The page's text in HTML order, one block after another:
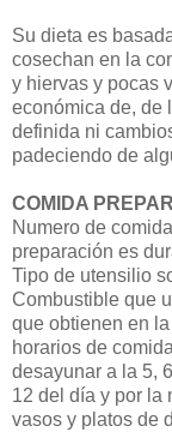
Su dieta es
cosechan en la
y hiervas y pocas
económica de, de
definida ni
padeciendo de
COMIDA
Numero de
preparación es
Tipo de utensilio
Combustible que
que obtienen en
horarios de
desayunar a la 5,
12 del día y por la
vasos y platos de